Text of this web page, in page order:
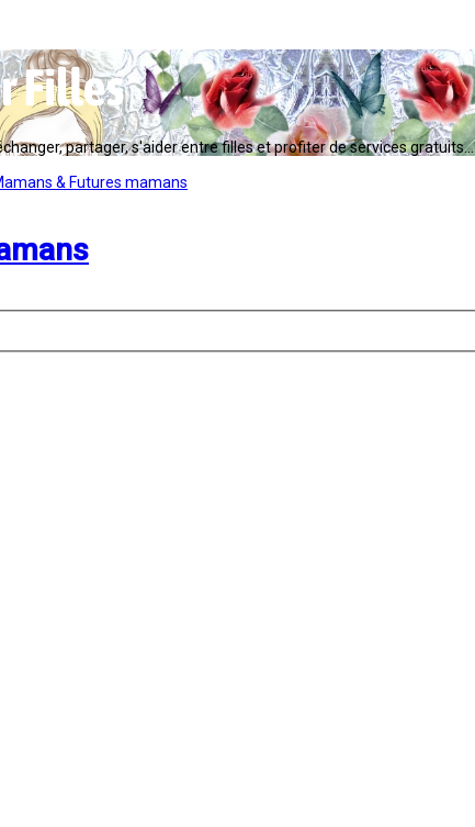
partager, s'aider entre filles et profiter de services gratuits...
& Futures mamans